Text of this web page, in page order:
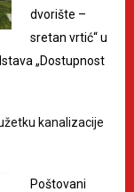
dvorište –
sretan vrtić“ u
„Dostupnost
kanalizacije
Poštovani